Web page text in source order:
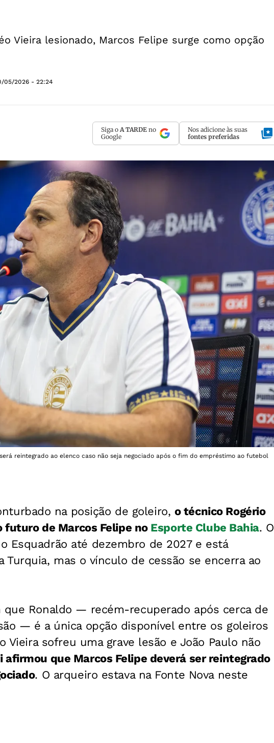
Vieira lesionado, Marcos Felipe surge como opção
05/2026 - 22:24
Siga o A TARDE no
Google
Nos adicione às suas
fontes preferidas
reintegrado ao elenco caso não seja negociado após o fim do empréstimo ao futebol
na posição de goleiro, o técnico Rogério
futuro de Marcos Felipe no Esporte Clube Bahia. O
Esquadrão até dezembro de 2027 e está
Turquia, mas o vínculo de cessão se encerra ao
que Ronaldo — recém-recuperado após cerca de
— é a única opção disponível entre os goleiros
sofreu uma grave lesão e João Paulo não
afirmou que Marcos Felipe deverá ser reintegrado
. O arqueiro estava na Fonte Nova neste